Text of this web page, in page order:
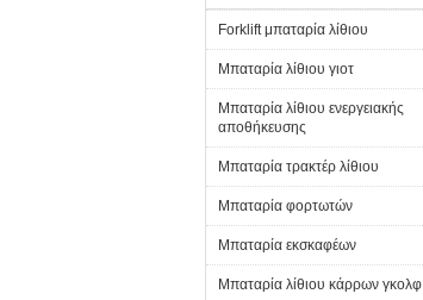
Forklift μπαταρία λίθιου
Μπαταρία λίθιου γιοτ
Μπαταρία λίθιου ενεργειακής
αποθήκευσης
Μπαταρία τρακτέρ λίθιου
Μπαταρία φορτωτών
Μπαταρία εκσκαφέων
Μπαταρία λίθιου κάρρων γκολφ